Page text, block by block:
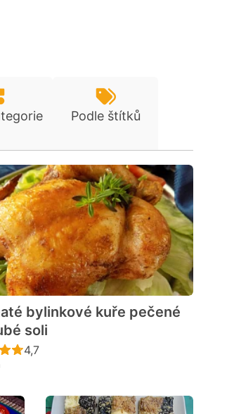
Podle štítků
bylinkové kuře pečené
soli
Recept ještě nebyl hodnocen
4,7